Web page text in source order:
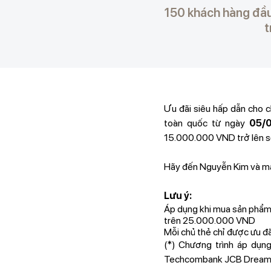
150 khách hàng
Ưu đãi siêu hấp dẫn cho
toàn quốc từ ngày 05/
15.000.000 VND trở lên
Hãy đến Nguyễn Kim và
Lưu ý:
Áp dụng khi mua sản
trên 25.000.000 VND
Mỗi chủ thẻ chỉ được ưu
(*) Chương trình áp
Techcombank JCB